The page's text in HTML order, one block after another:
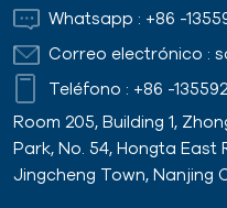
Whatsapp : +86 -
Correo electrónico :
Teléfono : +86 -
Room 205, Building 1,
Park, No. 54, Hongta East
Jingcheng Town, Nanjing